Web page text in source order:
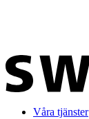
Våra tjänster